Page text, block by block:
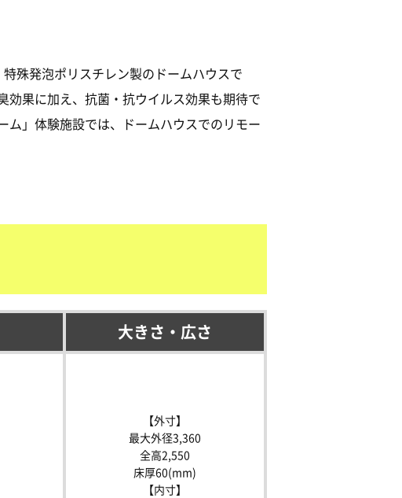
殊発泡ポリスチレン製のドームハウスで
果に加え、抗菌・抗ウイルス効果も期待で
ム」体験施設では、ドームハウスでのリモー
大きさ・広さ
【外寸】
最大外径3,360
全高2,550
床厚60(mm)
【内寸】